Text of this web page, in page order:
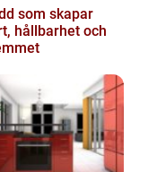
som skapar
hållbarhet och